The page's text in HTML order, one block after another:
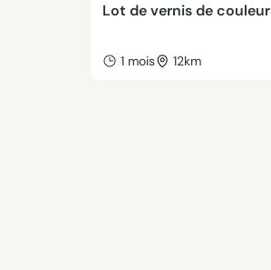
Lot de vernis de couleur
1 mois 12km